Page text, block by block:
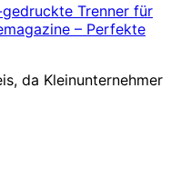
Trenner für
– Perfekte
da Kleinunternehmer